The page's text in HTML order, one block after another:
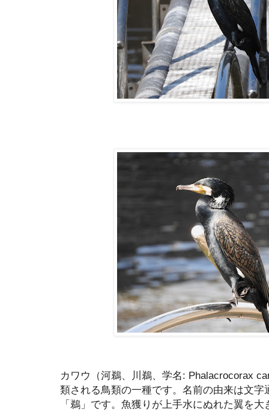
カワウ（河鵜、川鵜、学名: Phalacrocorax
類される鳥類の一種です。名前の由来は文
「鵜」です。魚獲りが上手水にぬれた翼を